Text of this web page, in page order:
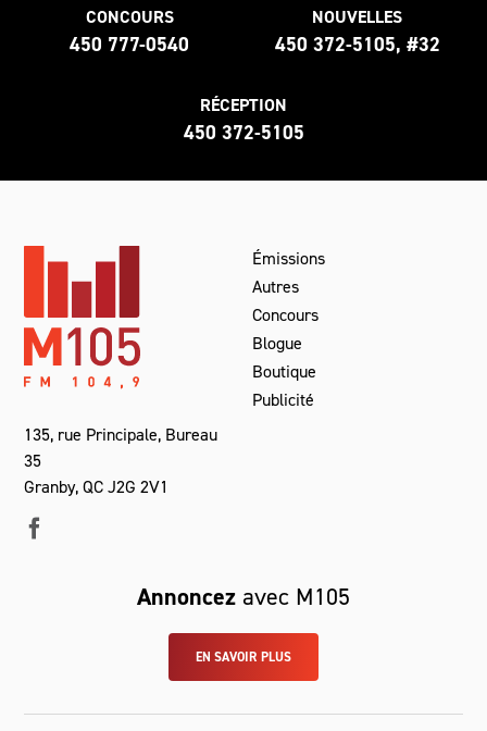
CONCOURS
450 777-0540
NOUVELLES
450 372-5105, #32
RÉCEPTION
450 372-5105
135, rue Principale, Bureau
35
Granby, QC J2G 2V1
Émissions
Autres
Concours
Blogue
Boutique
Publicité
Annoncez avec M105
EN SAVOIR PLUS